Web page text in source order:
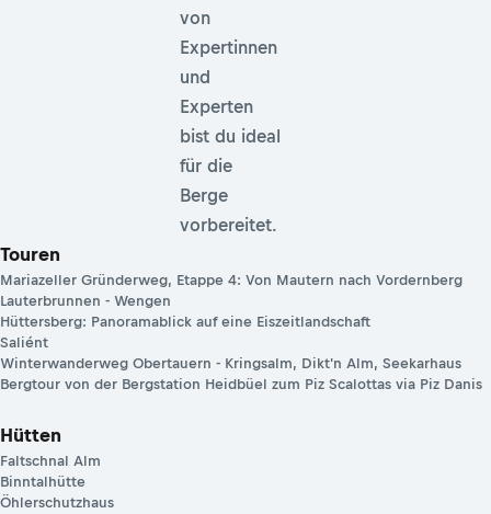
von
Expertinnen
und
Experten
bist du ideal
für die
Berge
vorbereitet.
Touren
Mariazeller Gründerweg, Etappe 4: Von Mautern nach Vordernberg
Lauterbrunnen - Wengen
Hüttersberg: Panoramablick auf eine Eiszeitlandschaft
Saliént
Winterwanderweg Obertauern - Kringsalm, Dikt'n Alm, Seekarhaus
Bergtour von der Bergstation Heidbüel zum Piz Scalottas via Piz Danis
Hütten
Faltschnal Alm
Binntalhütte
Öhlerschutzhaus